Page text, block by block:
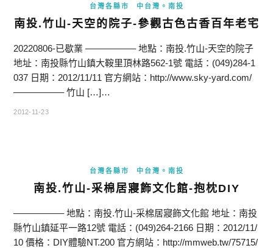
台灣各縣市 中台灣。南投
南投.竹山-天空的院子-參觀古色古香百年老宅
20220806-已歇業 —————– 地點：南投.竹山-天空的院子
地址：南投縣竹山鎮大鞍里頂林路562-1號 電話：(049)284-1
037 日期：2012/11/11 官方網站：http://www.sky-yard.com/
—————– 竹山 […]…
2012-11-23
台灣各縣市 中台灣。南投
南投.竹山-采棉居寢飾文化館-抱枕DIY
—————– 地點：南投.竹山-采棉居寢飾文化館 地址：南投
縣竹山鎮延平一路12號 電話：(049)264-2166 日期：2012/11/
10 價格：DIY體驗NT.200 官方網站：http://mmweb.tw/75715/